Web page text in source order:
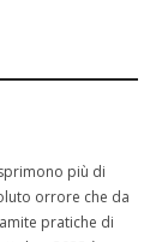
più di
orrore che da
pratiche di